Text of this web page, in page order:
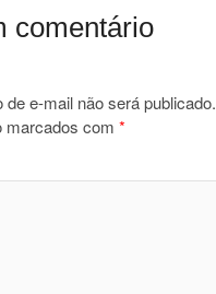
comentário
de e-mail não será publicado.
marcados com*